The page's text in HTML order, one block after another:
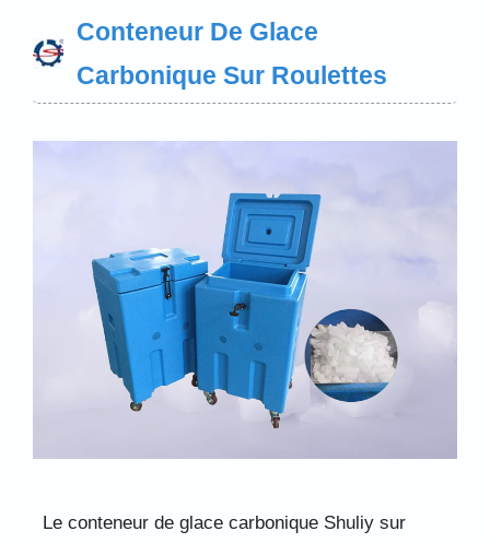
Conteneur De Glace
Carbonique Sur Roulettes
Le conteneur de glace carbonique Shuliy sur